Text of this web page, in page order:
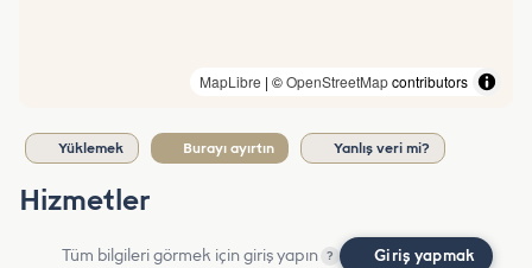
MapLibre | ©OpenStreetMapcontributors
Yüklemek Burayı ayırtın Yanlış veri mi?
Hizmetler
Tüm bilgileri görmek için giriş yapın ? Giriş yapmak